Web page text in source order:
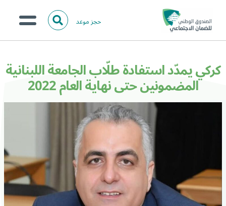
حجز موعد ا
ل
ث
من نحن؟
الخدمات الالكترونية
المركز الإعلامي
تواصل معنا
البحث
كركي يمدّد استفادة طلّاب الجامعة اللبنانية
المضمونين حتى نهاية العام 2022